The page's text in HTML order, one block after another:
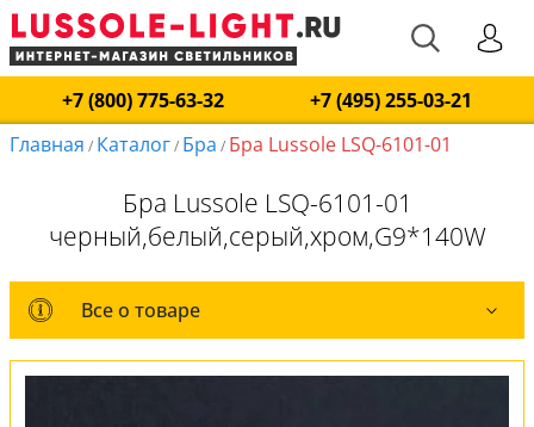
+7 (800) 775-63-32
+7 (495) 255-03-21
Главная / Каталог/ Бра / Бра Lussole LSQ-6101-01
Бра Lussole LSQ-6101-01
черный,белый,серый,хром,G9*140W
Все о товаре
Все о товаре